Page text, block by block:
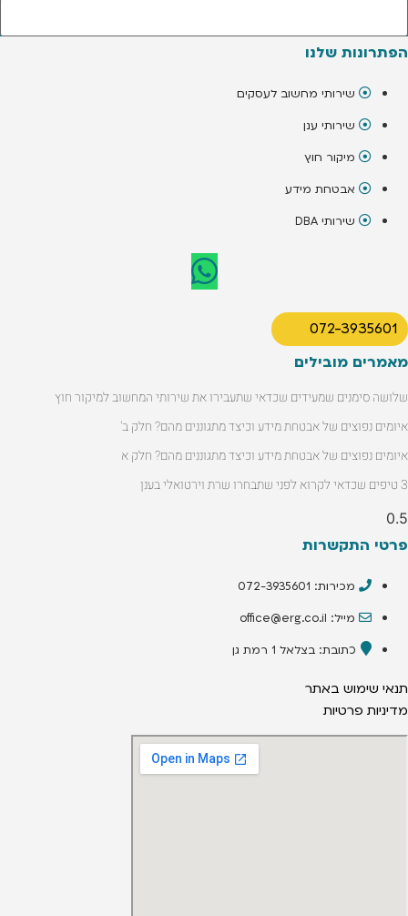
הפתרונות שלנו
שירותי מחשוב לעסקים
שירותי ענן
מיקור חוץ
אבטחת מידע
שירותי DBA
072-3935601
מאמרים מובילים
שלושה סימנים שמעידים שכדאי שתעבירו את שירותי המחשוב למיקור חוץ
איומים נפוצים של אבטחת מידע וכיצד מתגוננים מהם? חלק ב'
איומים נפוצים של אבטחת מידע וכיצד מתגוננים מהם? חלק א
3 טיפים שכדאי לקרוא לפני שתבחרו שרת וירטואלי בענן
פרטי התקשרות
מכירות: 072-3935601
מייל: office@erg.co.il
כתובת: בצלאל 1 רמת גן
תנאי שימוש באתר
מדיניות פרטיות